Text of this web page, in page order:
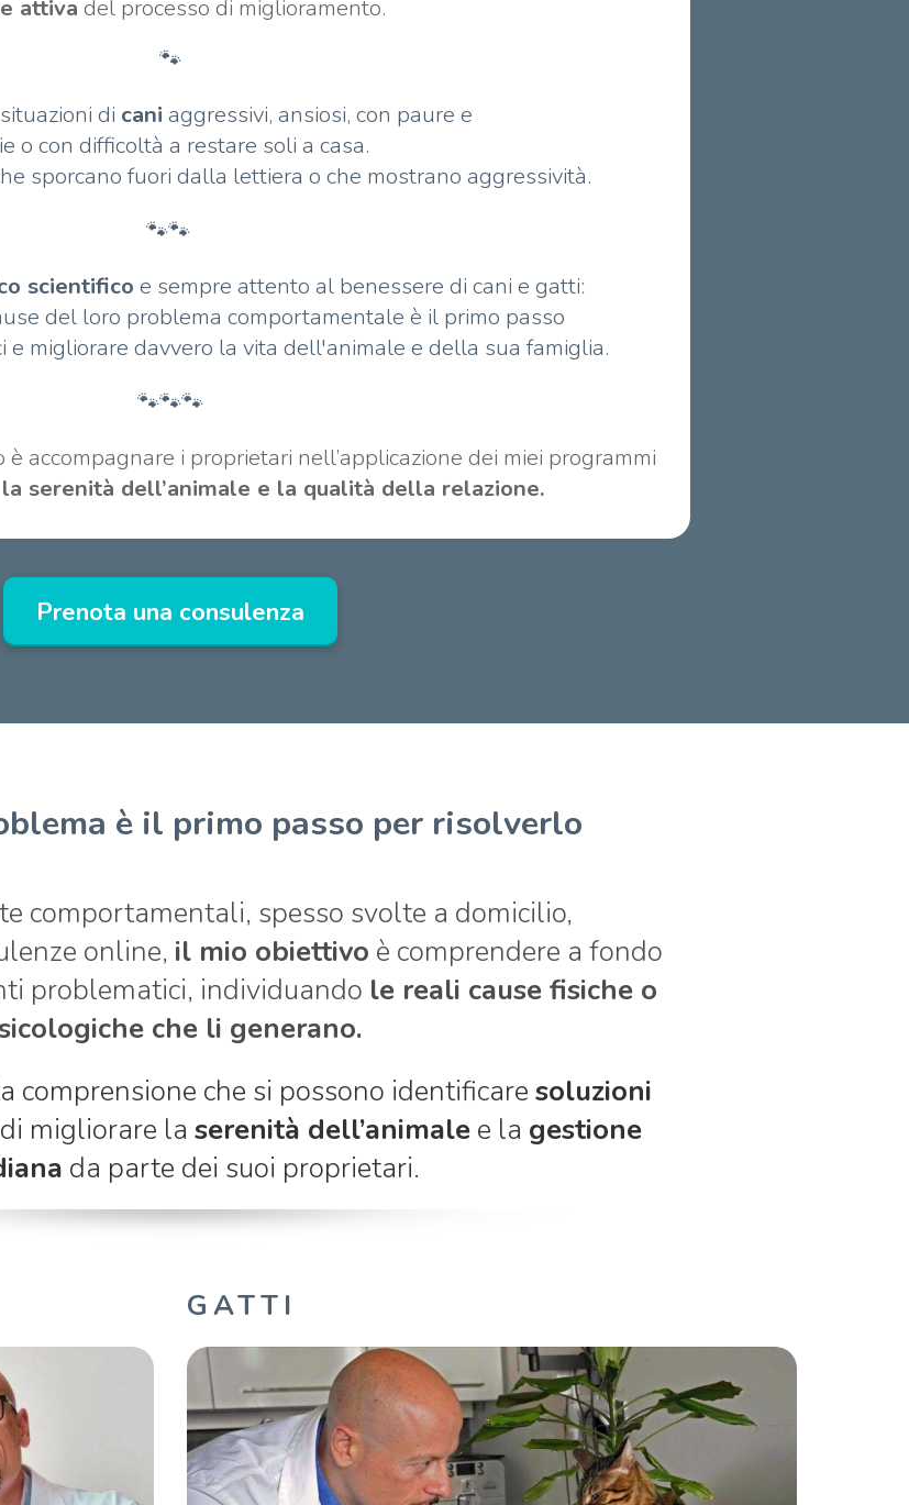
attiva del processo di miglioramento.
🐾
di cani aggressivi, ansiosi, con paure e
o con difficoltà a restare soli a casa.
sporcano fuori dalla lettiera o che mostrano aggressività.
🐾🐾
scientifico e sempre attento al benessere di cani e gatti:
del loro problema comportamentale è il primo passo
e migliorare davvero la vita dell'animale e della sua famiglia.
🐾🐾🐾
accompagnare i proprietari nell’applicazione dei miei programmi
serenità dell’animale e la qualità della relazione.
Prenota una consulenza
è il primo passo per risolverlo
comportamentali, spesso svolte a domicilio,
online, il mio obiettivo è comprendere a fondo
problematici, individuando le reali cause fisiche o
che li generano.
comprensione che si possono identificaresoluzioni
migliorare la serenità dell’animale e la gestione
da parte dei suoi proprietari.
GATTI